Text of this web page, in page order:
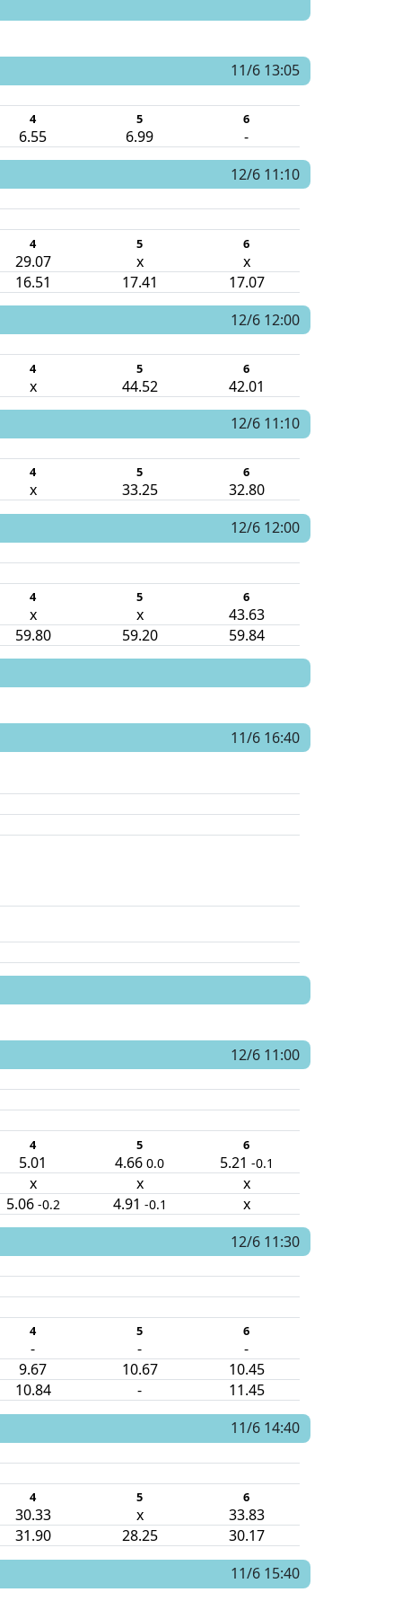
11/6 13:05
4 5 6
6.55 6.99 -
12/6 11:10
4 5 6
29.07 x
x
16.51 17.41 17.07
12/6 12:00
4 5 6
x 44.52 42.01
12/6 11:10
4 5 6
x 33.25 32.80
12/6 12:00
4 5 6
x x
43.63
59.80 59.20 59.84
11/6 16:40
12/6 11:00
4 5 6
5.01 4.66 0.0 5.21 -0.1
x x
x
5.06 -0.2 4.91 -0.1 x
12/6 11:30
4 5 6
- -
-
9.67 10.67
10.45
10.84 - 11.45
11/6 14:40
4 5 6
30.33 x
33.83
31.90 28.25 30.17
11/6 15:40